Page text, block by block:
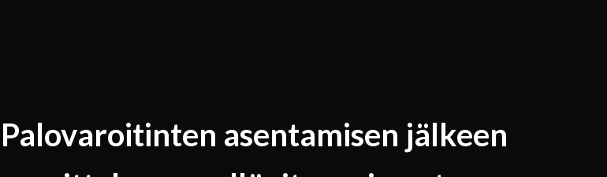
Palovaroitinten asentamisen jälkeen